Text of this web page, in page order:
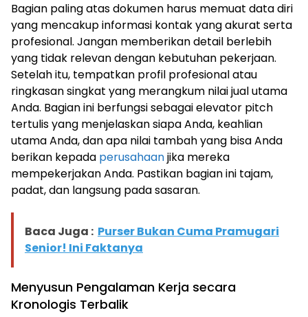
Bagian paling atas dokumen harus memuat data diri
yang mencakup informasi kontak yang akurat serta
profesional. Jangan memberikan detail berlebih
yang tidak relevan dengan kebutuhan pekerjaan.
Setelah itu, tempatkan profil profesional atau
ringkasan singkat yang merangkum nilai jual utama
Anda. Bagian ini berfungsi sebagai elevator pitch
tertulis yang menjelaskan siapa Anda, keahlian
utama Anda, dan apa nilai tambah yang bisa Anda
berikan kepada perusahaanjika mereka
mempekerjakan Anda. Pastikan bagian ini tajam,
padat, dan langsung pada sasaran.
Baca Juga : Purser Bukan Cuma Pramugari
Senior! Ini Faktanya
Menyusun Pengalaman Kerja secara
Kronologis Terbalik